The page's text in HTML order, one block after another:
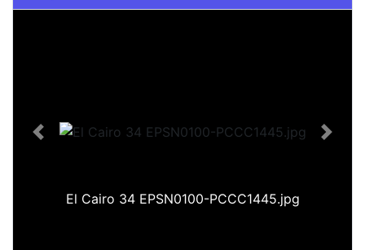
El Cairo 34 EPSN0100-PCCC1445.jpg
Previous Next